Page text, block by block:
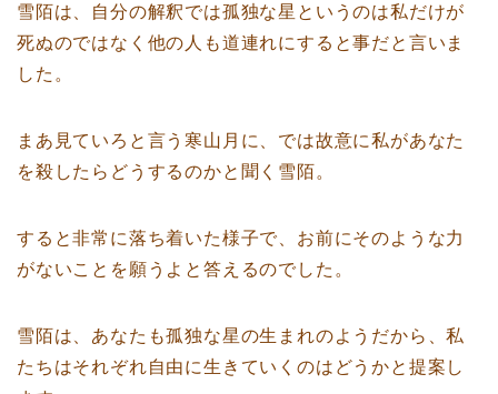
雪陌は、自分の解釈では孤独な星というのは私だけが
死ぬのではなく他の人も道連れにすると事だと言いま
した。
まあ見ていろと言う寒山月に、では故意に私があなた
を殺したらどうするのかと聞く雪陌。
すると非常に落ち着いた様子で、お前にそのような力
がないことを願うよと答えるのでした。
雪陌は、あなたも孤独な星の生まれのようだから、私
たちはそれぞれ自由に生きていくのはどうかと提案し